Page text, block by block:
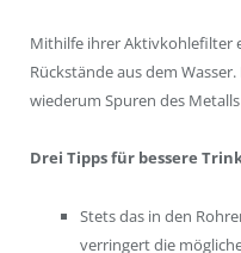
Mithilfe ihrer Aktivkohlefilter
Rückstände aus dem
wiederum Spuren des
Drei Tipps für bessere
Stets das in den
verringert die